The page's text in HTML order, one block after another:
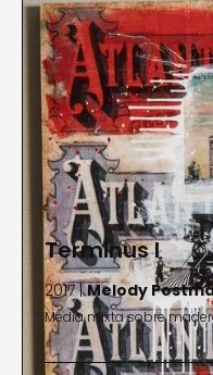
Savannah, Georgia;
Tennessee; y Visions
Colorado. Postma
Georgia.
Terminus I
2017 |Melody
Media mixta sobre